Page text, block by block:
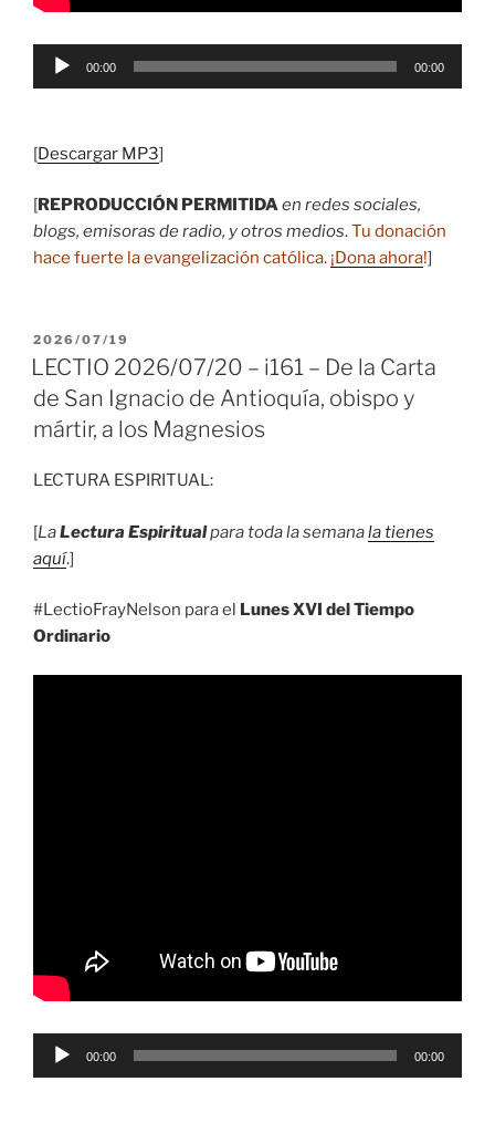
Reproductor
00:00 00:00
[Descargar MP3]
[REPRODUCCIÓN PERMITIDAen redes sociales,
blogs, emisoras de radio, y otros medios.Tu donación
hace fuerte la evangelización católica. ¡Dona ahora!]
PUBLICADO
EL
2026/07/19
LECTIO 2026/07/20 – i161 – De la Carta
de San Ignacio de Antioquía, obispo y
mártir, a los Magnesios
LECTURA ESPIRITUAL:
[LaLectura Espiritualpara toda la semanala tienes
aquí.]
#LectioFrayNelson para el Lunes XVI del Tiempo
Ordinario
Reproductor
00:00 00:00